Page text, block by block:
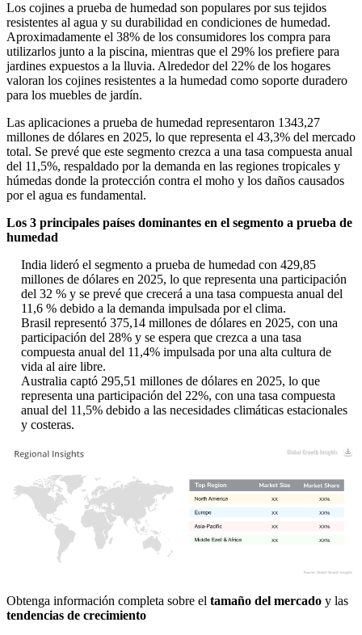
Los cojines a prueba de humedad son populares por sus tejidos
resistentes al agua y su durabilidad en condiciones de humedad.
Aproximadamente el 38% de los consumidores los compra para
utilizarlos junto a la piscina, mientras que el 29% los prefiere para
jardines expuestos a la lluvia. Alrededor del 22% de los hogares
valoran los cojines resistentes a la humedad como soporte duradero
para los muebles de jardín.
Las aplicaciones a prueba de humedad representaron 1343,27
millones de dólares en 2025, lo que representa el 43,3% del mercado
total. Se prevé que este segmento crezca a una tasa compuesta anual
del 11,5%, respaldado por la demanda en las regiones tropicales y
húmedas donde la protección contra el moho y los daños causados ​​
por el agua es fundamental.
Los 3 principales países dominantes en el segmento a prueba de
humedad
India lideró el segmento a prueba de humedad con 429,85
millones de dólares en 2025, lo que representa una participación
del 32 % y se prevé que crecerá a una tasa compuesta anual del
11,6 % debido a la demanda impulsada por el clima.
Brasil representó 375,14 millones de dólares en 2025, con una
participación del 28% y se espera que crezca a una tasa
compuesta anual del 11,4% impulsada por una alta cultura de
vida al aire libre.
Australia captó 295,51 millones de dólares en 2025, lo que
representa una participación del 22%, con una tasa compuesta
anual del 11,5% debido a las necesidades climáticas estacionales
y costeras.
XX%
XX
XX%
XX
XX%
XX
XX%
XX
Obtenga información completa sobre el tamaño del mercado y las
tendencias de crecimiento